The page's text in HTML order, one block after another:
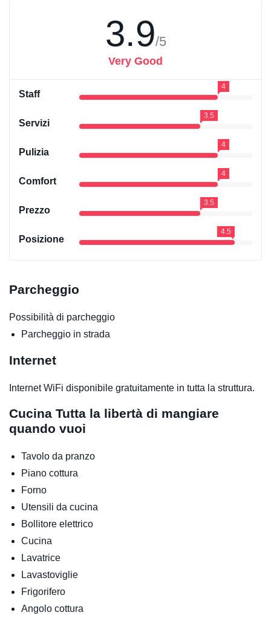
3.9/5
Very Good
Staff
4
Servizi
3.5
Pulizia
4
Comfort
4
Prezzo
3.5
Posizione
4.5
Parcheggio
Possibilità di parcheggio
Parcheggio in strada
Internet
Internet WiFi disponibile gratuitamente in tutta la struttura.
Cucina Tutta la libertà di mangiare
quando vuoi
Tavolo da pranzo
Piano cottura
Forno
Utensili da cucina
Bollitore elettrico
Cucina
Lavatrice
Lavastoviglie
Frigorifero
Angolo cottura